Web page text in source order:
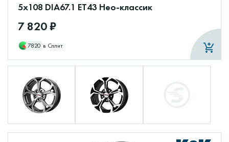
5x108 DIA67.1 ET43 Нео-классик
7 820 ₽
7820 в Сплит